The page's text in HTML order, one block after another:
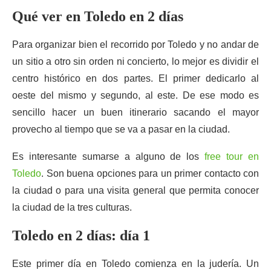
Qué ver en Toledo en 2 días
Para organizar bien el recorrido por Toledo y no andar de
un sitio a otro sin orden ni concierto, lo mejor es dividir el
centro histórico en dos partes. El primer dedicarlo al
oeste del mismo y segundo, al este. De ese modo es
sencillo hacer un buen itinerario sacando el mayor
provecho al tiempo que se va a pasar en la ciudad.
Es interesante sumarse a alguno de losfree tour en
Toledo. Son buena opciones para un primer contacto con
la ciudad o para una visita general que permita conocer
la ciudad de la tres culturas.
Toledo en 2 días: día 1
Este primer día en Toledo comienza en la judería. Un